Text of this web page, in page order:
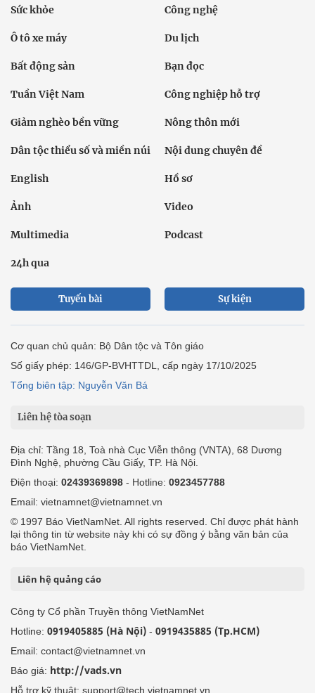
Sức khỏe Công nghệ
Ô tô xe máy Du lịch
Bất động sản Bạn đọc
Tuần Việt Nam Công nghiệp hỗ trợ
Giảm nghèo bền vững Nông thôn mới
Dân tộc thiểu số và miền núi Nội dung chuyên đề
English Hồ sơ
Ảnh Video
Multimedia Podcast
24h qua
Tuyến bài Sự kiện
Cơ quan chủ quản: Bộ Dân tộc và Tôn giáo
Số giấy phép: 146/GP-BVHTTDL, cấp ngày 17/10/2025
Tổng biên tập: Nguyễn Văn Bá
Liên hệ tòa soạn
Địa chỉ: Tầng 18, Toà nhà Cục Viễn thông (VNTA), 68 Dương
Đình Nghệ, phường Cầu Giấy, TP. Hà Nội.
Điện thoại: 02439369898 - Hotline: 0923457788
Email: vietnamnet@vietnamnet.vn
© 1997 Báo VietNamNet. All rights reserved. Chỉ được phát hành
lại thông tin từ website này khi có sự đồng ý bằng văn bản của
báo VietNamNet.
Liên hệ quảng cáo
Công ty Cổ phần Truyền thông VietNamNet
Hotline: 0919405885 (Hà Nội) - 0919435885 (Tp.HCM)
Email: contact@vietnamnet.vn
Báo giá: http://vads.vn
Hỗ trợ kỹ thuật: support@tech.vietnamnet.vn